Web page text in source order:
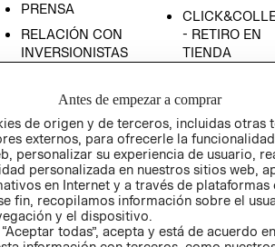
PRENSA
RELACIÓN CON
INVERSIONISTAS
EMPRESARIAL
- RETIRO EN
TIENDA
CONDICIONES
AVISO DE
PRIVACIDAD
GIFT CARD
AVISO DE
COOKIES
Antes de empezar a comprar
de origen y de terceros, incluidas otras
externos, para ofrecerle la
personalizar su experiencia de usuario,
personalizada en nuestros sitios web,
en Internet y a través de plataformas
fin, recopilamos información sobre el
y el dispositivo.
todas”, acepta y está de acuerdo